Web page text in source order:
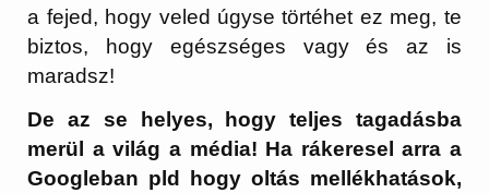
a fejed, hogy veled úgyse törtéhet ez meg, te
biztos, hogy egészséges vagy és az is
maradsz!
De az se helyes, hogy teljes tagadásba
merül a világ a média! Ha rákeresel arra a
Googleban pld hogy oltás mellékhatások,